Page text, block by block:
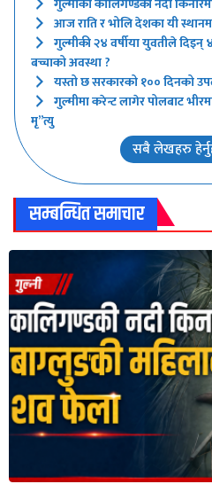
गुल्मीको कालिगण्डकी नदी
आज राति र भोलि देशका यी
गुल्मीकी २४ वर्षीया युवतीले
बच्चाको अवस्था ?
यस्तो छ सरकारको १०० दिनको
गुल्मीमा करेन्ट लागेर पोलबाट
मृ”त्यु
सबै लेखहरु
सम्बन्धित समाचार